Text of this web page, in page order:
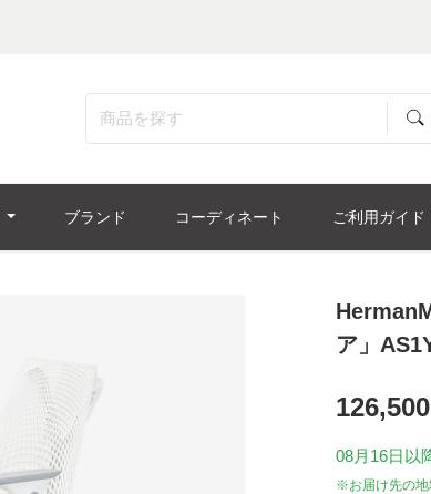
ブランド コーディネート ご利用ガイド
ア」
126,500
08月16日 以
※お届け先の地